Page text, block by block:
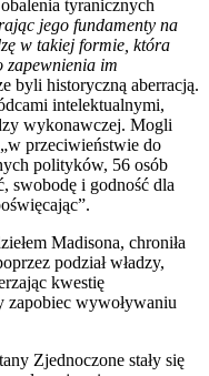
tyranicznych
jego fundamenty na
w takiej formie, która
zapewnienia im
byli historyczną aberracją.
intelektualnymi,
wykonawczej. Mogli
przeciwieństwie do
polityków, 56 osób
swobodę i godność dla
Madisona, chroniła
podział władzy,
kwestię
wywoływaniu
Zjednoczone stały się